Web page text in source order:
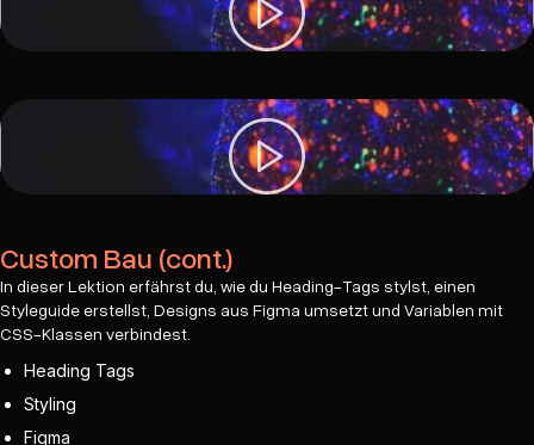
Custom Bau (cont.)
In dieser Lektion erfährst du, wie du Heading-Tags stylst, einen
Styleguide erstellst, Designs aus Figma umsetzt und Variablen mit
CSS-Klassen verbindest.
Heading Tags
Styling
Figma